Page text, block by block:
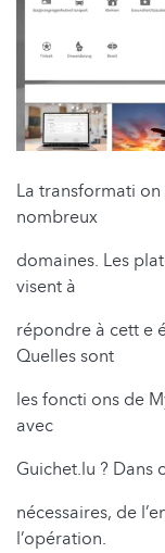
La transformati
nombreux
domaines. Les
visent à
répondre à cett e
Quelles sont
les foncti ons de
avec
Guichet.lu ? Dans
nécessaires, de
l’opération.